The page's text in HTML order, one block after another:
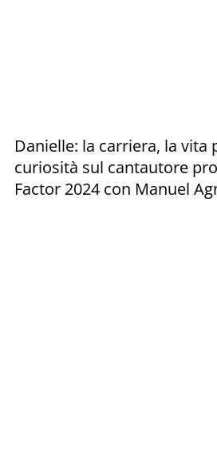
Danielle: la carriera, la vita
curiosità sul cantautore
Factor 2024 con Manuel